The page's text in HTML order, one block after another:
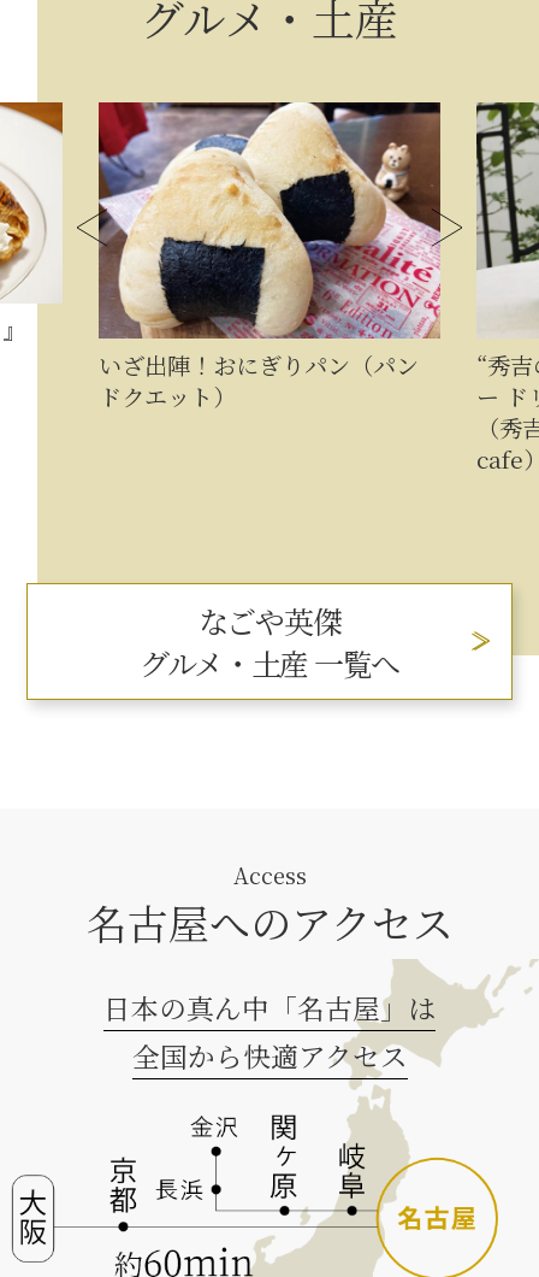
グルメ・土産
いざ出陣！おにぎりパン（パン
ドクエット）
“秀
ー ド
（
cafe
なごや英傑
グルメ・土産 一覧へ
Access
名古屋へのアクセス
日本の真ん中「名古屋」は
全国から快適アクセス